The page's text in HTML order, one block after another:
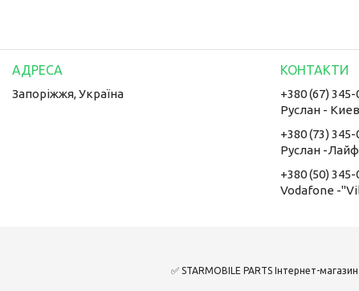
Запоріжжя, Україна
+380 (67) 345-
Руслан -
+380 (73) 345-
Руслан -Лайф
+380 (50) 345-
Vodafone -